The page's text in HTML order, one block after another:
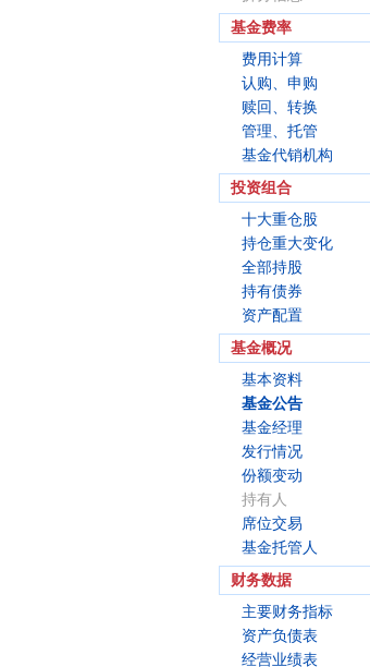
基金费率
费用计算
认购、申购
赎回、转换
管理、托管
基金代销机构
投资组合
十大重仓股
持仓重大变化
全部持股
持有债券
资产配置
基金概况
基本资料
基金公告
基金经理
发行情况
份额变动
持有人
席位交易
基金托管人
财务数据
主要财务指标
资产负债表
经营业绩表